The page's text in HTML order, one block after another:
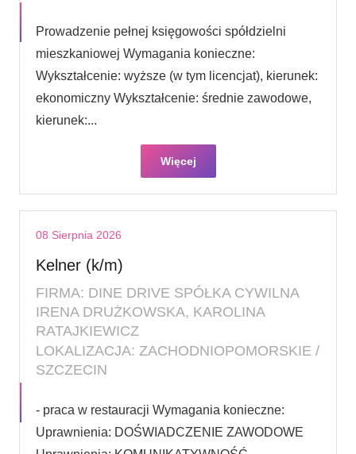
Prowadzenie pełnej księgowości spółdzielni
mieszkaniowej Wymagania konieczne:
Wykształcenie: wyższe (w tym licencjat), kierunek:
ekonomiczny Wykształcenie: średnie zawodowe,
kierunek:...
Więcej
08 Sierpnia 2026
Kelner (k/m)
FIRMA: DINE DRIVE SPÓŁKA CYWILNA
IRENA DRUŻKOWSKA, KAROLINA
RATAJKIEWICZ
LOKALIZACJA: ZACHODNIOPOMORSKIE /
SZCZECIN
- praca w restauracji Wymagania konieczne:
Uprawnienia: DOŚWIADCZENIE ZAWODOWE